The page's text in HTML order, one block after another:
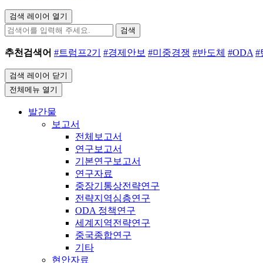
검색 레이어 열기
검색
추천검색어 #트럼프2기 #경제안보 #미중경쟁 #반도체 #ODA #
검색 레이어 닫기
전체메뉴 열기
발간물
보고서
전체보고서
연구보고서
기본연구보고서
연구자료
중장기통상전략연구
전략지역심층연구
ODA 정책연구
세계지역전략연구
중국종합연구
기타
현안자료